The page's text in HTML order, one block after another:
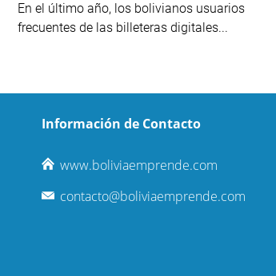
En el último año, los bolivianos usuarios
frecuentes de las billeteras digitales...
Información de Contacto
www.boliviaemprende.com
contacto@boliviaemprende.com